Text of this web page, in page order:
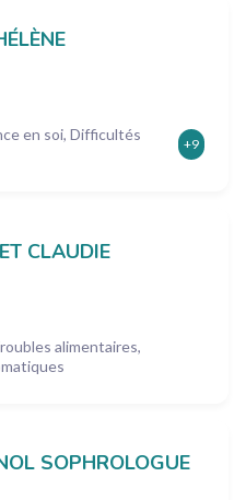
en soi, Difficultés
+9
CLAUDIE
alimentaires,
SOPHROLOGUE